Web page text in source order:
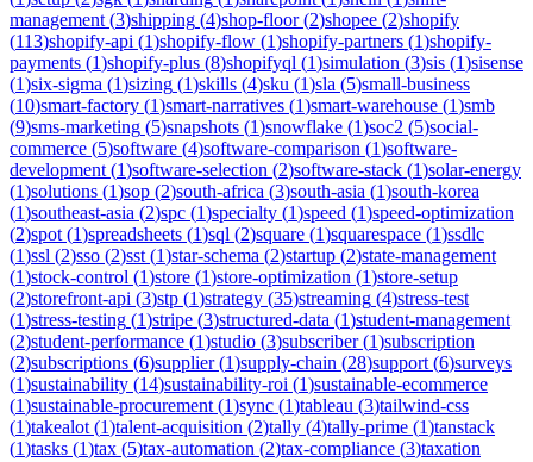
management (3)shipping (4)shop-floor(2)shopee (2)shopify
(113)shopify-api (1)shopify-flow (1)shopify-partners (1)shopify-
payments (1)shopify-plus (8)shopifyql (1)simulation (3)sis (1)sisense
(1)six-sigma (1)sizing (1)skills (4)sku (1)sla (5)small-business
(10)smart-factory (1)smart-narratives (1)smart-warehouse (1)smb
(9)sms-marketing (5)snapshots (1)snowflake (1)soc2 (5)social-
commerce (5)software (4)software-comparison (1)software-
development (1)software-selection (2)software-stack (1)solar-energy
(1)solutions (1)sop (2)south-africa (3)south-asia (1)south-korea
(1)southeast-asia (2)spc (1)specialty (1)speed (1)speed-optimization
(2)spot (1)spreadsheets (1)sql (2)square (1)squarespace (1)ssdlc
(1)ssl (2)sso (2)sst (1)star-schema (2)startup (2)state-management
(1)stock-control (1)store (1)store-optimization (1)store-setup
(2)storefront-api (3)stp (1)strategy (35)streaming (4)stress-test
(1)stress-testing (1)stripe (3)structured-data (1)student-management
(2)student-performance (1)studio (3)subscriber(1)subscription
(2)subscriptions (6)supplier(1)supply-chain (28)support (6)surveys
(1)sustainability (14)sustainability-roi (1)sustainable-ecommerce
(1)sustainable-procurement (1)sync (1)tableau (3)tailwind-css
(1)takealot (1)talent-acquisition (2)tally (4)tally-prime (1)tanstack
(1)tasks (1)tax (5)tax-automation (2)tax-compliance (3)taxation